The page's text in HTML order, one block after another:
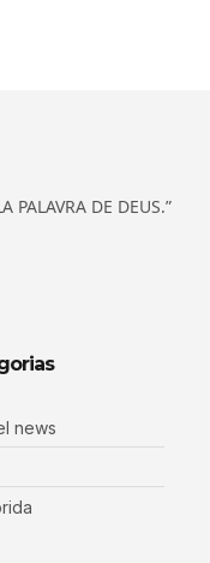
PALAVRA DE DEUS.”
news